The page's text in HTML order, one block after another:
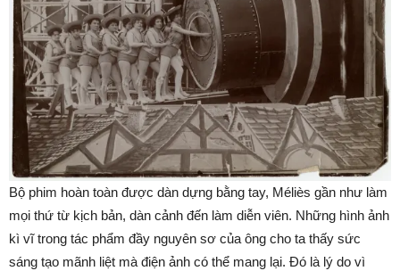
Bộ phim hoàn toàn được dàn dựng bằng tay, Méliès gần như làm
mọi thứ từ kịch bản, dàn cảnh đến làm diễn viên. Những hình ảnh
kì vĩ trong tác phẩm đầy nguyên sơ của ông cho ta thấy sức
sáng tạo mãnh liệt mà điện ảnh có thể mang lại. Đó là lý do vì